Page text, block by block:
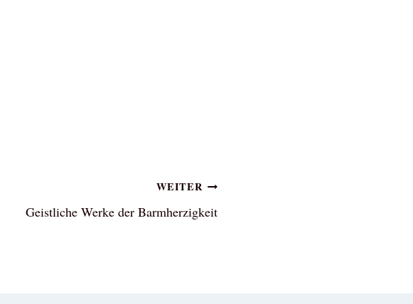
WEITER
Geistliche Werke der Barmherzigkeit